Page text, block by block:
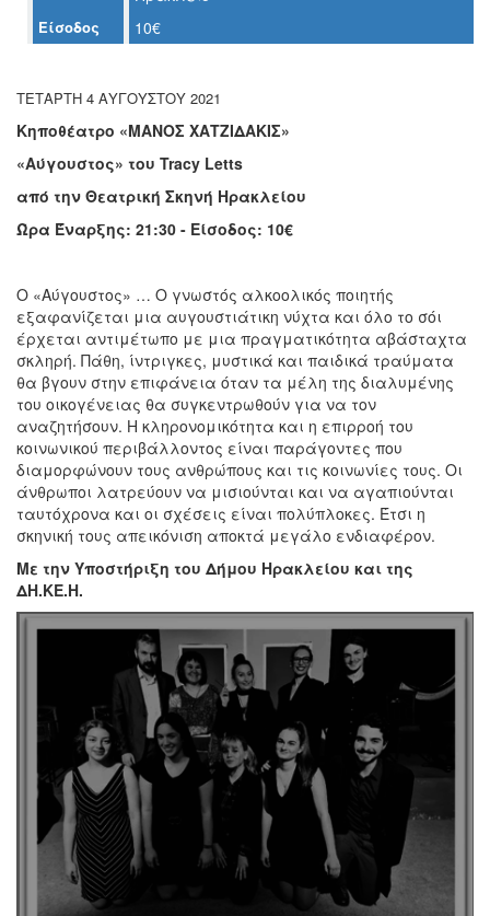
ΤΟΠΟΣ
ΜΑΣ
ΠΟΛΙΤΙΣΜΟΣ
ΠΟΛΗ
Είσοδος 10€
ΤΕΤΑΡΤΗ 4 ΑΥΓΟΥΣΤΟΥ 2021
Κηποθέατρο «ΜΑΝΟΣ ΧΑΤΖΙΔΑΚΙΣ»
«Αύγουστος» του Tracy Letts
από την Θεατρική Σκηνή Ηρακλείου
Ώρα Έναρξης: 21:30 - Είσοδος: 10€
Ο «Αύγουστος» … Ο γνωστός αλκοολικός ποιητής
εξαφανίζεται μια αυγουστιάτικη νύχτα και όλο το σόι
έρχεται αντιμέτωπο με μια πραγματικότητα αβάσταχτα
σκληρή. Πάθη, ίντριγκες, μυστικά και παιδικά τραύματα
θα βγουν στην επιφάνεια όταν τα μέλη της διαλυμένης
του οικογένειας θα συγκεντρωθούν για να τον
αναζητήσουν. Η κληρονομικότητα και η επιρροή του
κοινωνικού περιβάλλοντος είναι παράγοντες που
διαμορφώνουν τους ανθρώπους και τις κοινωνίες τους. Οι
άνθρωποι λατρεύουν να μισιούνται και να αγαπιούνται
ταυτόχρονα και οι σχέσεις είναι πολύπλοκες. Έτσι η
σκηνική τους απεικόνιση αποκτά μεγάλο ενδιαφέρον.
Με την Υποστήριξη του Δήμου Ηρακλείου και της
ΔΗ.ΚΕ.Η.